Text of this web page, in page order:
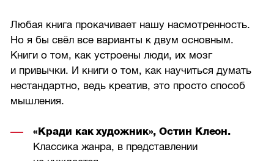
Любая книга прокачивает нашу насмотренность.
Но я бы свёл все варианты к двум основным.
Книги о том, как устроены люди, их мозг
и привычки. И книги о том, как научиться думать
нестандартно, ведь креатив, это просто способ
мышления.
«Кради как художник», Остин Клеон.
Классика жанра, в представлении